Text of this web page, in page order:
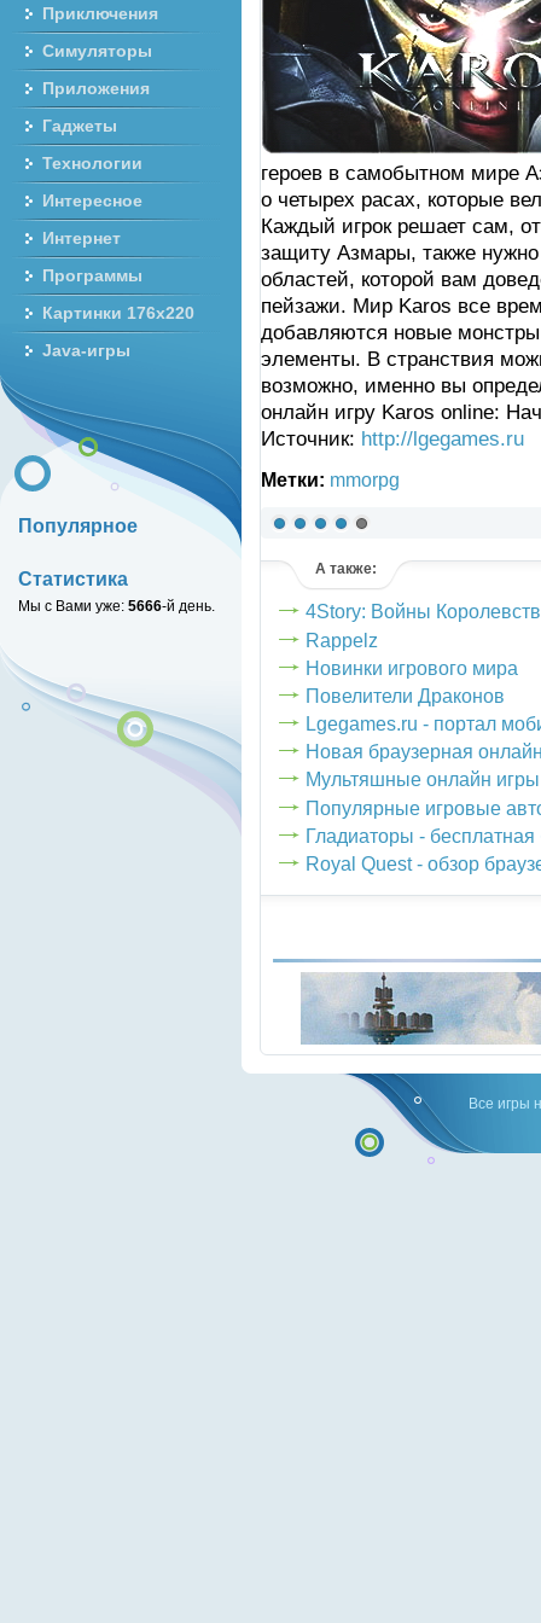
героев в самобытном мире
о четырех расах, которые
Каждый игрок решает сам,
защиту Азмары, также
областей, которой вам
пейзажи. Мир Karos все
добавляются новые
элементы. В странствия
возможно, именно вы
онлайн игру Karos online:
Источник: http://lgegames.ru
Метки: mmorpg
А также:
4Story: Войны Королевств
Rappelz
Новинки игрового мира
Повелители Драконов
Lgegames.ru - портал
Новая браузерная
Мультяшные онлайн игры
Популярные игровые
Гладиаторы -
Royal Quest - обзор
Приключения
Симуляторы
Приложения
Гаджеты
Технологии
Интересное
Интернет
Программы
Картинки 176x220
Java-игры
Популярное
Статистика
Мы с Вами уже: 5666-й день.
Все игры